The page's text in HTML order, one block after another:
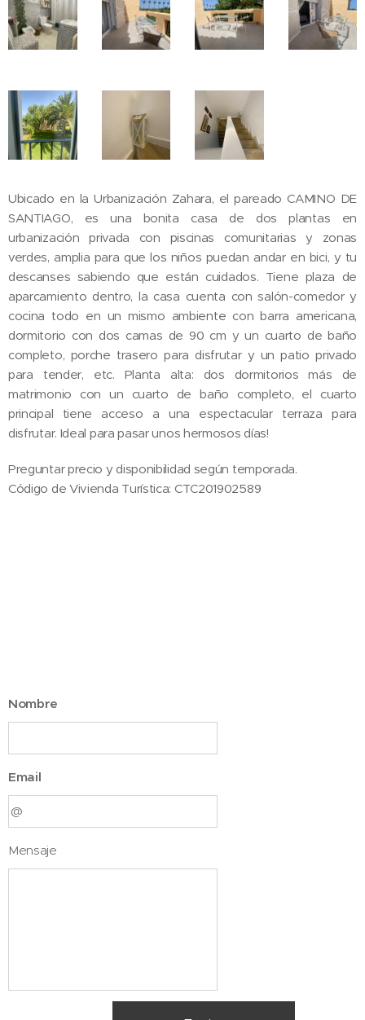
Ubicado en la Urbanización Zahara, el pareado CAMINO DE
SANTIAGO, es una bonita casa de dos plantas en
urbanización privada con piscinas comunitarias y zonas
verdes, amplia para que los niños puedan andar en bici, y tu
descanses sabiendo que están cuidados. Tiene plaza de
aparcamiento dentro, la casa cuenta con salón-comedor y
cocina todo en un mismo ambiente con barra americana,
dormitorio con dos camas de 90 cm y un cuarto de baño
completo, porche trasero para disfrutar y un patio privado
para tender, etc. Planta alta: dos dormitorios más de
matrimonio con un cuarto de baño completo, el cuarto
principal tiene acceso a una espectacular terraza para
disfrutar. Ideal para pasar unos hermosos días!
Preguntar precio y disponibilidad según temporada.
Código de Vivienda Turística: CTC201902589
Nombre
Email
Mensaje